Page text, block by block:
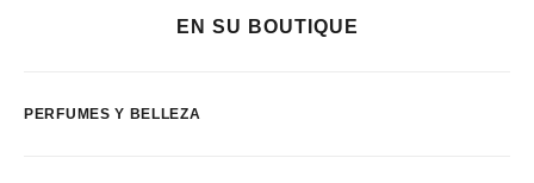
EN SU BOUTIQUE
PERFUMES Y BELLEZA